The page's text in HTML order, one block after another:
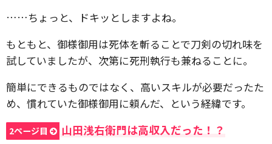
……ちょっと、ドキッとしますよね。
もともと、御様御用は死体を斬ることで刀剣の切れ味を
試していましたが、次第に死刑執行も兼ねることに。
簡単にできるものではなく、高いスキルが必要だったた
め、慣れていた御様御用に頼んだ、という経緯です。
2ページ目 山田浅右衛門は高収入だった！？